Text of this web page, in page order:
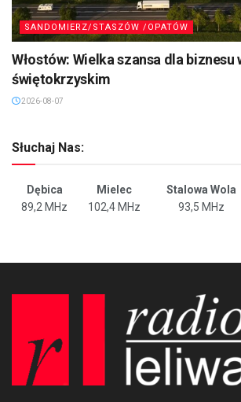
SANDOMIERZ/STASZÓW /OPATÓW
Włostów: Wielka szansa dla biznesu
świętokrzyskim
2026-08-07
Słuchaj Nas:
Dębica Mielec Stalowa Wola
89,2 MHz
102,4 MHz 93,5 MHz